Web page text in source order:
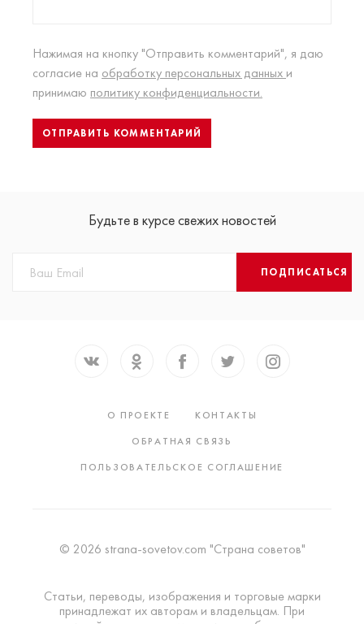
Нажимая на кнопку "Отправить комментарий", я даю
согласие на обработку персональных данных и
принимаю политику конфиденциальности.
Будьте в курсе свежих новостей
ПОДПИСАТЬСЯ
О ПРОЕКТЕ
КОНТАКТЫ
ОБРАТНАЯ СВЯЗЬ
ПОЛЬЗОВАТЕЛЬСКОЕ СОГЛАШЕНИЕ
© 2026 strana-sovetov.com "Страна советов"
Статьи, переводы, изображения и торговые марки
принадлежат их авторам и владельцам. При